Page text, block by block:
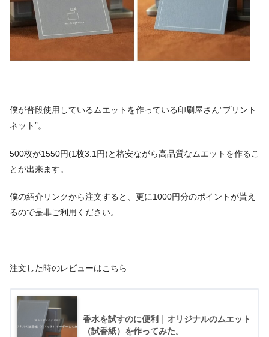
僕が普段使用しているムエットを作っている印刷屋さん”プリント
ネット”。
500枚が1550円(1枚3.1円)と格安ながら高品質なムエットを作るこ
とが出来ます。
僕の紹介リンクから注文すると、更に1000円分のポイントが貰え
るので是非ご利用ください。
注文した時のレビューはこちら
香水を試すのに便利｜オリジナルのムエット
（試香紙）を作ってみた。